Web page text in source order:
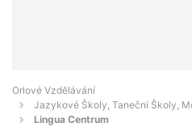
Orlové Vzdělávání
Jazykové Školy, Taneční Školy,
Lingua Centrum